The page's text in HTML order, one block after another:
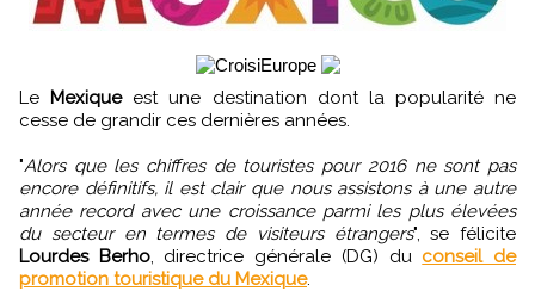
Le Mexiqueest une destination dont la popularité ne
cesse de grandir ces dernières années.
"Alors que les chiffres de touristes pour 2016 ne sont pas
encore définitifs, il est clair que nous assistons à une autre
année record avec une croissance parmi les plus élevées
du secteur en termes de visiteurs étrangers", se félicite
Lourdes Berho, directrice générale (DG) du conseil de
promotion touristique du Mexique.